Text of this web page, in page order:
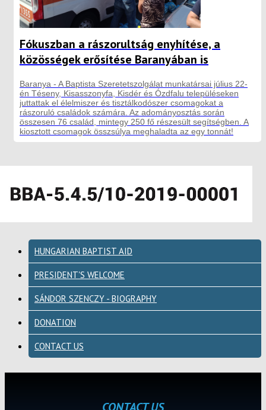
Fókuszban a rászorultság enyhítése, a
közösségek erősítése Baranyában is
Baranya - A Baptista Szeretetszolgálat munkatársai július 22-
én Téseny, Kisasszonyfa, Kisdér és Ózdfalu településeken
juttattak el élelmiszer és tisztálkodószer csomagokat a
rászoruló családok számára. Az adományosztás során
összesen 76 család, mintegy 250 fő részesült segítségben. A
kiosztott csomagok összsúlya meghaladta az egy tonnát!
HUNGARIAN BAPTIST AID
PRESIDENT'S WELCOME
SÁNDOR SZENCZY - BIOGRAPHY
DONATION
CONTACT US
CONTACT US